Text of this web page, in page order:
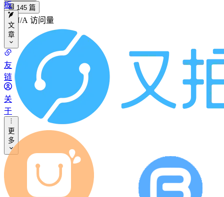
板
文
章
分
类
标
签
归
档
友
链
关
于
更
多
Tools
歌
145 篇
N/A 访问量